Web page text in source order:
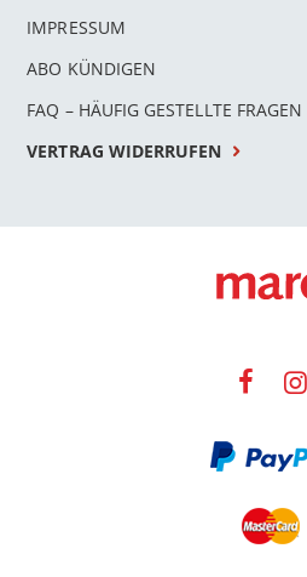
IMPRESSUM
ABO KÜNDIGEN
FAQ – HÄUFIG GESTELLTE FRAGEN
VERTRAG WIDERRUFEN